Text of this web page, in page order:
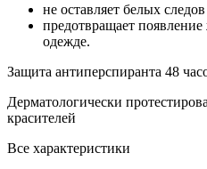
не оставляет белых
предотвращает
одежде.
Защита антиперспиранта 48
Дерматологически
красителей
Все характеристики